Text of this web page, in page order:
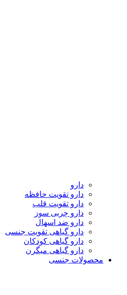
دارو
دارو تقویت حافظه
دارو تقویت قلب
دارو چربی سوز
دارو ضد اسهال
دارو گیاهی تقویت جنسی
دارو گیاهی کودکان
دارو گیاهی میگرن
محصولات جنسی